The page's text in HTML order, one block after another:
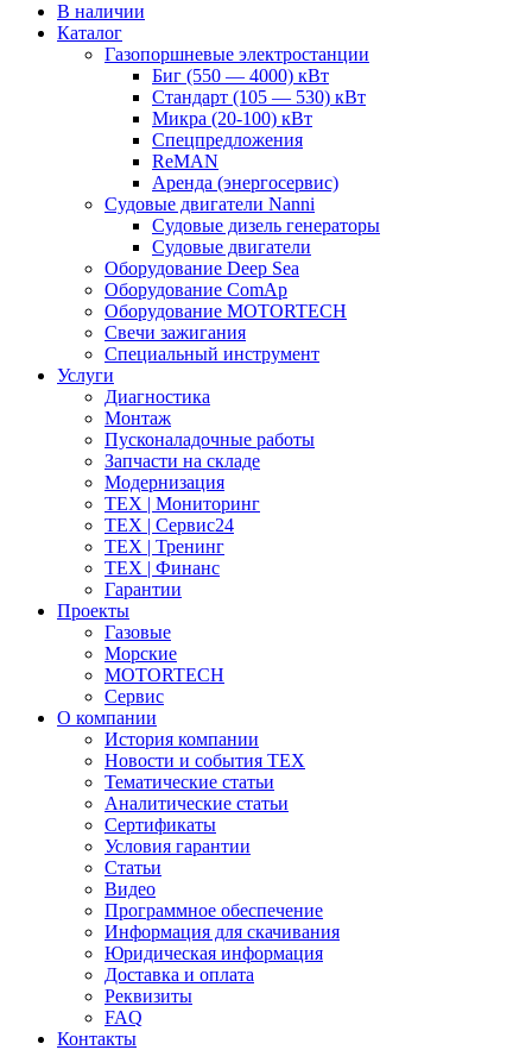
В наличии
Каталог
Газопоршневые электростанции
Биг (550 — 4000) кВт
Стандарт (105 — 530) кВт
Микра (20-100) кВт
Спецпредложения
ReMAN
Аренда (энергосервис)
Судовые двигатели Nanni
Судовые дизель генераторы
Судовые двигатели
Оборудование Deep Sea
Оборудование ComAp
Оборудование MOTORTECH
Свечи зажигания
Специальный инструмент
Услуги
Диагностика
Монтаж
Пусконаладочные работы
Запчасти на складе
Модернизация
ТЕХ | Мониторинг
ТЕХ | Сервис24
ТЕХ | Тренинг
ТЕХ | Финанс
Гарантии
Проекты
Газовые
Морские
MOTORTECH
Сервис
О компании
История компании
Новости и события ТЕХ
Тематические статьи
Аналитические статьи
Сертификаты
Условия гарантии
Статьи
Видео
Программное обеспечение
Информация для скачивания
Юридическая информация
Доставка и оплата
Реквизиты
FAQ
Контакты